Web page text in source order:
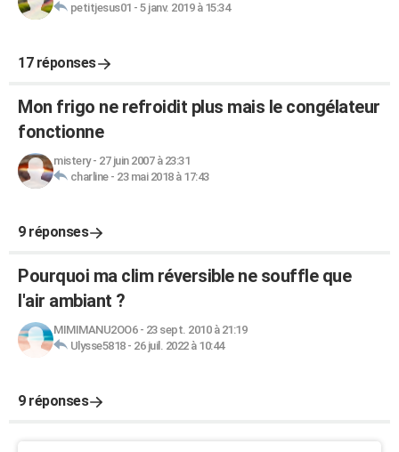
petitjesus01 - 5 janv. 2019 à 15:34
17 réponses
Mon frigo ne refroidit plus mais le congélateur
fonctionne
mistery- 27 juin 2007 à 23:31
charline- 23 mai 2018 à 17:43
9 réponses
Pourquoi ma clim réversible ne souffle que
l'air ambiant ?
MIMIMANU2OO6- 23 sept. 2010 à 21:19
Ulysse5818- 26 juil. 2022 à 10:44
9 réponses